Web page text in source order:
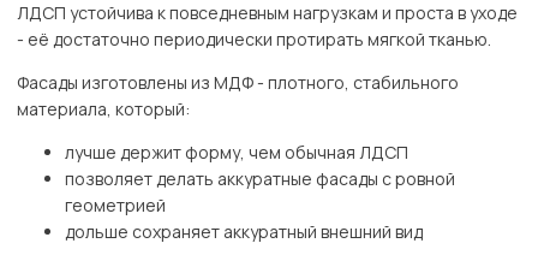
ЛДСП устойчива к повседневным нагрузкам и проста в уходе
- её достаточно периодически протирать мягкой тканью.
Фасады изготовлены из МДФ - плотного, стабильного
материала, который:
лучше держит форму, чем обычная ЛДСП
позволяет делать аккуратные фасады с ровной
геометрией
дольше сохраняет аккуратный внешний вид